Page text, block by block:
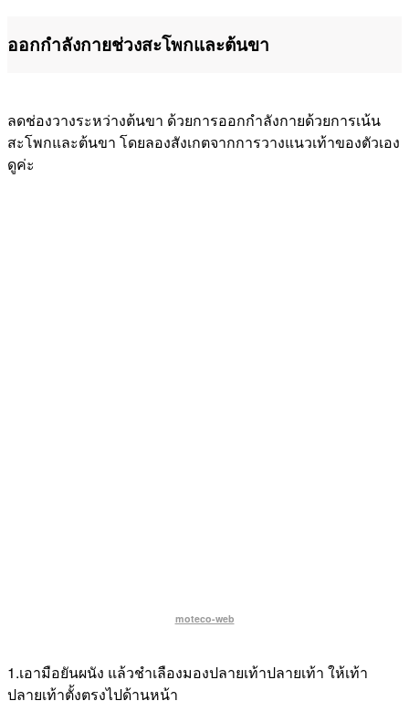
ออกกำลังกายช่วงสะโพกและต้นขา
ลดช่องวางระหว่างต้นขา ด้วยการออกกำลังกายด้วยการเน้น
สะโพกและต้นขา โดยลองสังเกตจากการวางแนวเท้าของตัวเอง
ดูค่ะ
moteco-web
1.เอามือยันผนัง แล้วชำเลืองมองปลายเท้าปลายเท้า ให้เท้า
ปลายเท้าตั้งตรงไปด้านหน้า